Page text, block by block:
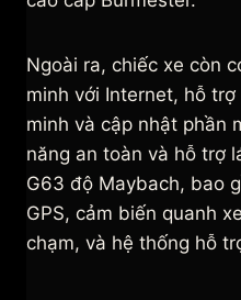
Ngoài ra, chiếc xe còn
minh với Internet, hỗ
minh và cập nhật phần
năng an toàn và hỗ trợ
G63 độ Maybach, bao
GPS, cảm biến quanh
chạm, và hệ thống hỗ